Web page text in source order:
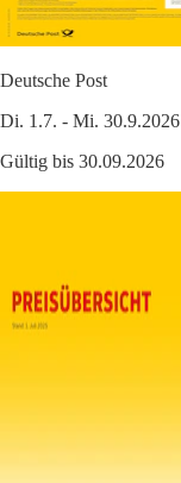
Deutsche Post
Di. 1.7. - Mi. 30.9.2026
Gültig bis 30.09.2026